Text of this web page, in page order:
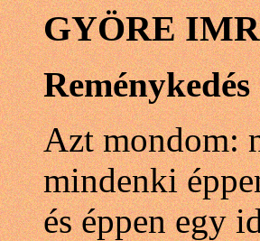
GYÖRE
Reménykedés
Azt mondom:
mindenki
és éppen egy